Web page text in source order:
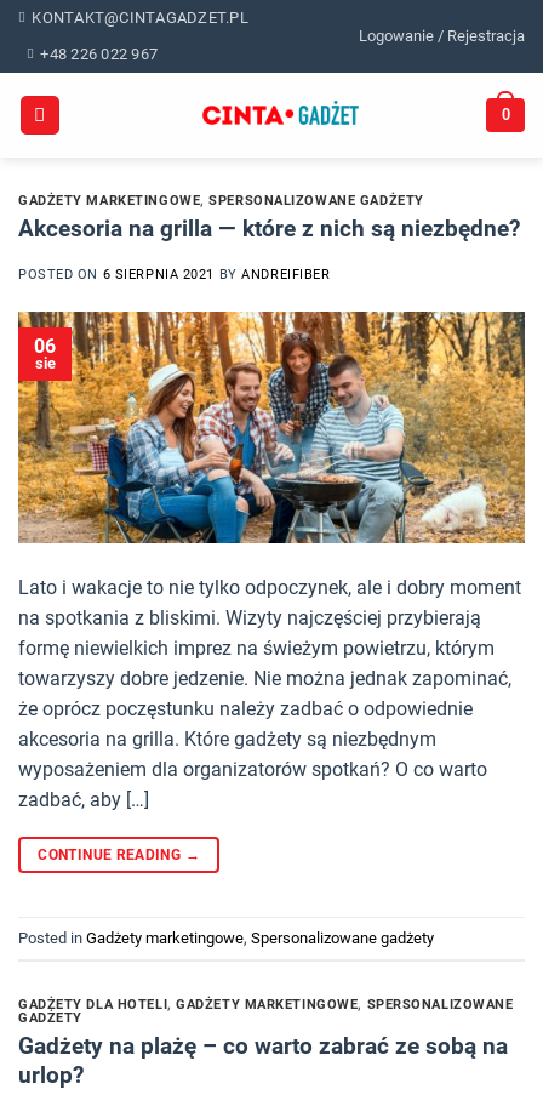
Skip
content
KONTAKT@CINTAGADZET.PL
+48 226 022 967
Logowanie / Rejestracja
0
GADŻETY MARKETINGOWE,SPERSONALIZOWANE GADŻETY
Akcesoria na grilla — które z nich są niezbędne?
POSTED ON 6 SIERPNIA 2021 BYANDREIFIBER
06
sie
Lato i wakacje to nie tylko odpoczynek, ale i dobry moment
na spotkania z bliskimi. Wizyty najczęściej przybierają
formę niewielkich imprez na świeżym powietrzu, którym
towarzyszy dobre jedzenie. Nie można jednak zapominać,
że oprócz poczęstunku należy zadbać o odpowiednie
akcesoria na grilla. Które gadżety są niezbędnym
wyposażeniem dla organizatorów spotkań? O co warto
zadbać, aby […]
CONTINUE READING →
Posted in Gadżety marketingowe, Spersonalizowane gadżety
GADŻETY DLA HOTELI,GADŻETY MARKETINGOWE, SPERSONALIZOWANE
GADŻETY
Gadżety na plażę – co warto zabrać ze sobą na
urlop?